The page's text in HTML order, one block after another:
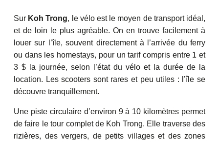
Sur Koh Trong, le vélo est le moyen de transport idéal,
et de loin le plus agréable. On en trouve facilement à
louer sur l’île, souvent directement à l’arrivée du ferry
ou dans les homestays, pour un tarif compris entre 1 et
3 $ la journée, selon l’état du vélo et la durée de la
location. Les scooters sont rares et peu utiles : l’île se
découvre tranquillement.
Une piste circulaire d’environ 9 à 10 kilomètres permet
de faire le tour complet de Koh Trong. Elle traverse des
rizières, des vergers, de petits villages et des zones